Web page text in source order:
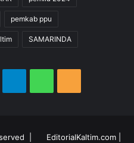
pemkab ppu
SAMARINDA
| EditorialKaltim.com